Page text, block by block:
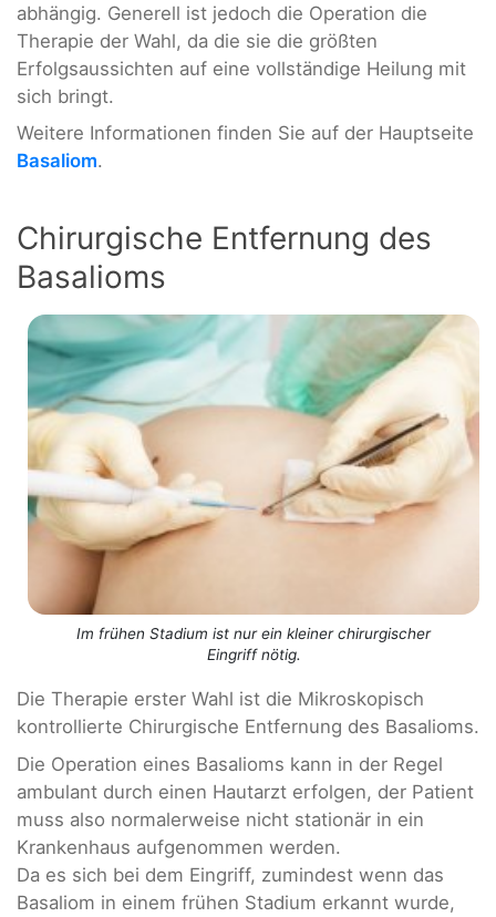
abhängig. Generell ist jedoch die Operation die
Therapie der Wahl, da die sie die größten
Erfolgsaussichten auf eine vollständige Heilung mit
sich bringt.
Weitere Informationen finden Sie auf der Hauptseite
Basaliom.
Chirurgische Entfernung des
Basalioms
Im frühen Stadium ist nur ein kleiner chirurgischer
Eingriff nötig.
Die Therapie erster Wahl ist die Mikroskopisch
kontrollierte Chirurgische Entfernung des Basalioms.
Die Operation eines Basalioms kann in der Regel
ambulant durch einen Hautarzt erfolgen, der Patient
muss also normalerweise nicht stationär in ein
Krankenhaus aufgenommen werden.
Da es sich bei dem Eingriff, zumindest wenn das
Basaliom in einem frühen Stadium erkannt wurde,